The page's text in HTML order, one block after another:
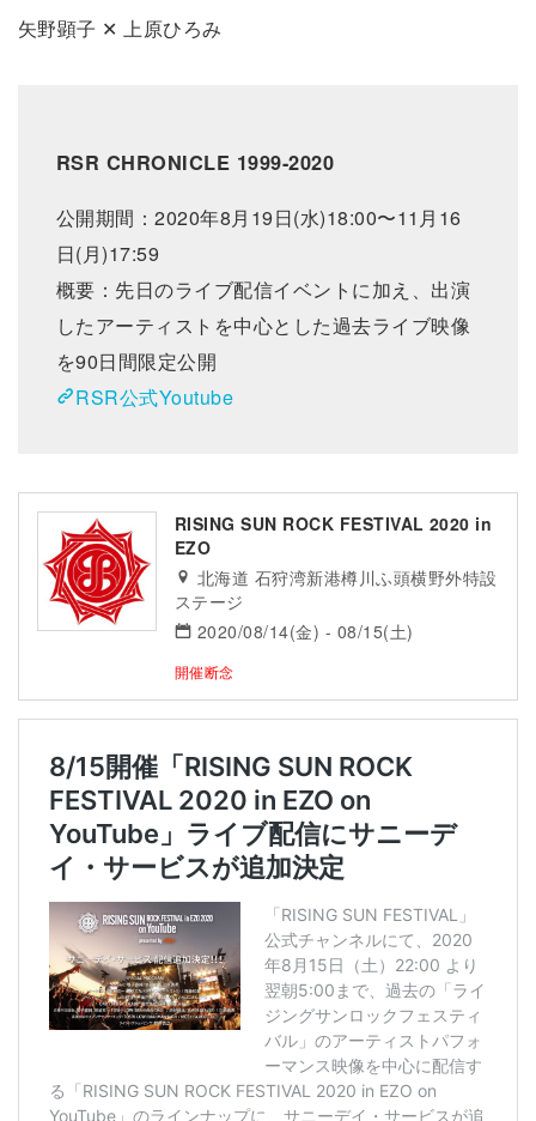
矢野顕子 ✕ 上原ひろみ
RSR CHRONICLE 1999-2020
公開期間：2020年8月19日(水)18:00〜11月16
日(月)17:59
概要：先日のライブ配信イベントに加え、出演
したアーティストを中心とした過去ライブ映像
を90日間限定公開
RSR公式Youtube
RISING SUN ROCK FESTIVAL 2020 in
EZO
北海道 石狩湾新港樽川ふ頭横野外特設
ステージ
2020/08/14(金) - 08/15(土)
開催断念